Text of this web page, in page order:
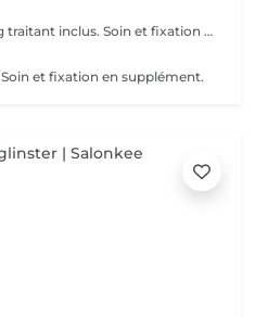
Diagnostique + Shampooing traitant inclus. Soin et fixation en supplément.
et fixation en supplément.